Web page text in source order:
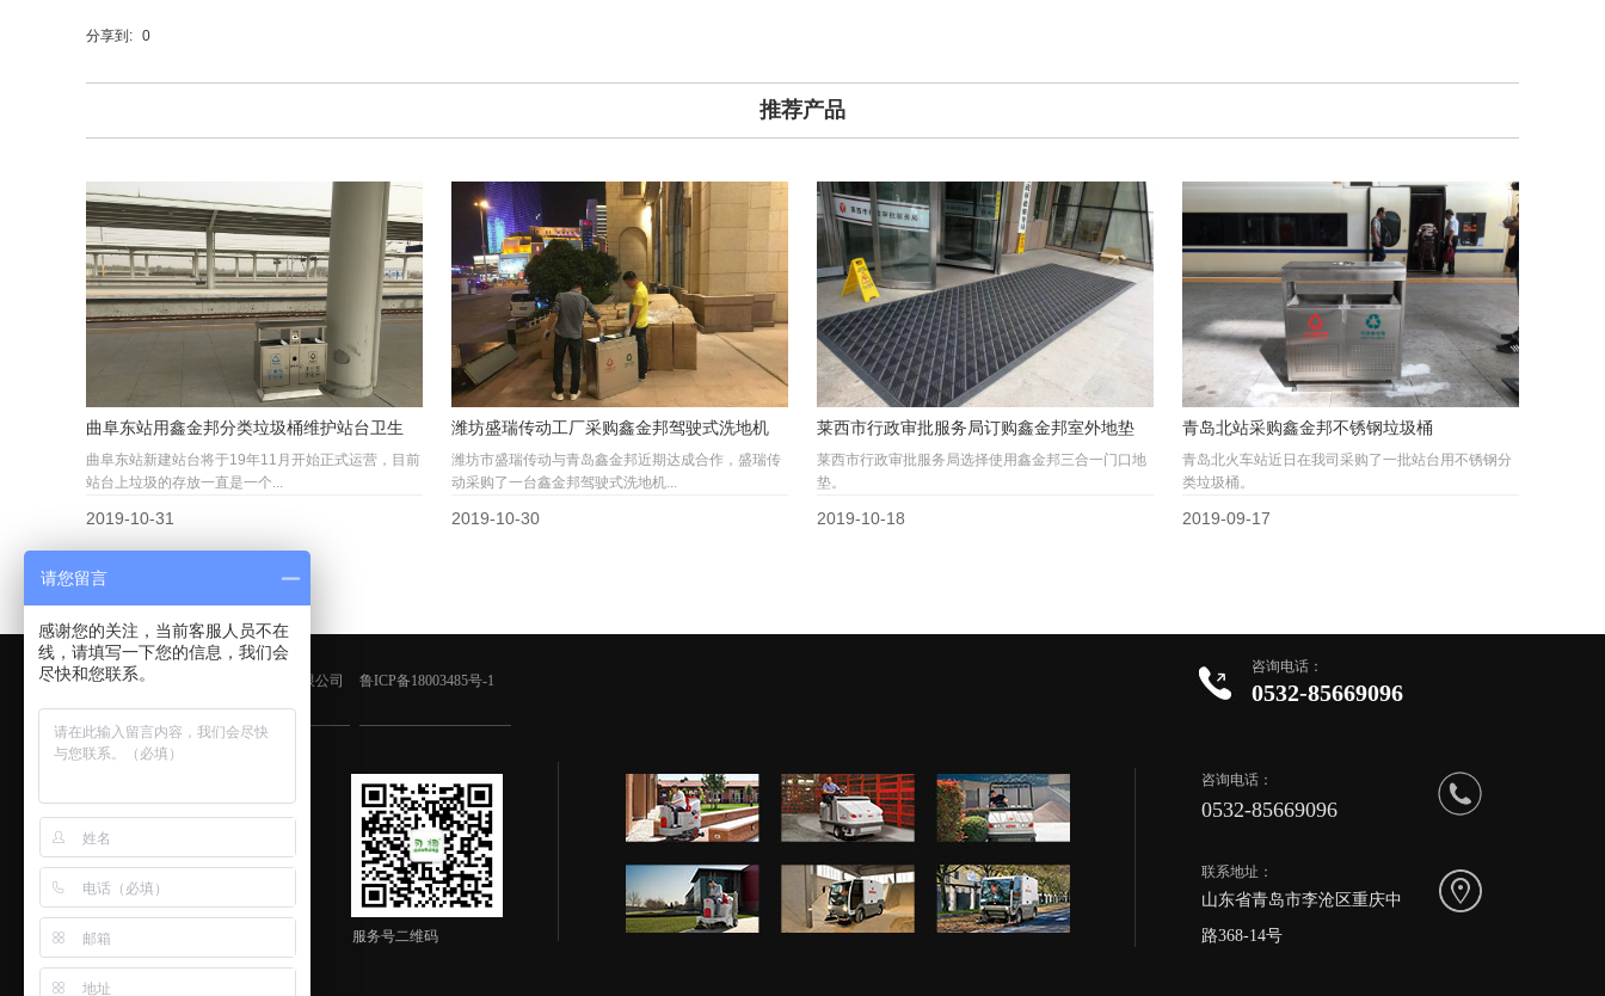
分享到: 0
推荐产品
曲阜东站用鑫金邦分类垃圾桶维护站台卫生
曲阜东站新建站台将于19年11月开始正式运营，目前
站台上垃圾的存放一直是一个...
2019-10-31
潍坊盛瑞传动工厂采购鑫金邦驾驶式洗地机
潍坊市盛瑞传动与青岛鑫金邦近期达成合作，盛瑞传
动采购了一台鑫金邦驾驶式洗地机...
2019-10-30
莱西市行政审批服务局订购鑫金邦室外地垫
莱西市行政审批服务局选择使用鑫金邦三合一门口地
垫。
2019-10-18
青岛北站采购鑫金邦不锈钢垃圾桶
青岛北火车站近日在我司采购了一批站台用不锈钢分
类垃圾桶。
2019-09-17
咨询电话：
版权所有：青岛鑫金邦清洁设备有限公司
0532-85669096
联系地址：
山东省青岛市李沧区重庆中
路368-14号
客服微信 服务号二维码
咨询电话：
0532-85669096
鲁ICP备18003485号-1
请您留言
感谢您的关注，当前客服人员不在
线，请填写一下您的信息，我们会
尽快和您联系。